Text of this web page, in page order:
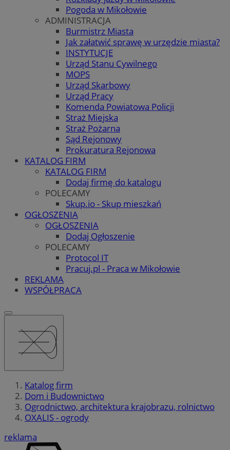
Pogoda w Mikołowie
ADMINISTRACJA
Burmistrz Miasta
Jak załatwić sprawę w urzędzie miasta?
INSTYTUCJE
Urząd Stanu Cywilnego
MOPS
Urząd Skarbowy
Urząd Pracy
Komenda Powiatowa Policji
Straż Miejska
Straż Pożarna
Sąd Rejonowy
Prokuratura Rejonowa
KATALOG FIRM
KATALOG FIRM
Dodaj firmę do katalogu
POLECAMY
Skup.io - Skup mieszkań
OGŁOSZENIA
OGŁOSZENIA
Dodaj Ogłoszenie
POLECAMY
Protocol IT
Pracuj.pl - Praca w Mikołowie
REKLAMA
WSPÓŁPRACA
Katalog firm
Dom i Budownictwo
Ogrodnictwo, architektura krajobrazu, rolnictwo
OXALIS - ogrody
reklama